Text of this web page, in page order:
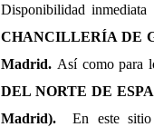
Disponibilidad
CHANCILLERÍA DE
Madrid. Así como para
DEL NORTE DE
Madrid).
En este sitio